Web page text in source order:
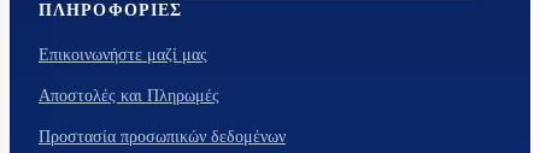
ΠΛΗΡΟΦΟΡΊΕΣ
Επικοινωνήστε μαζί μας
Αποστολές και Πληρωμές
Προστασία προσωπικών δεδομένων